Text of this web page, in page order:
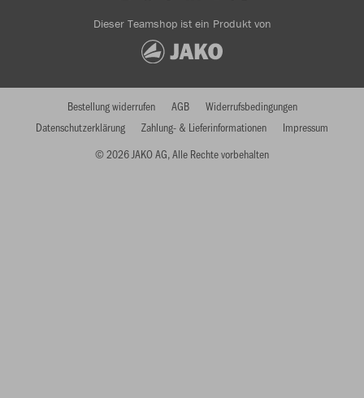
Dieser Teamshop ist ein Produkt von
© 2026 JAKO AG, Alle Rechte vorbehalten
Bestellung widerrufen AGB
Widerrufsbedingungen
Datenschutzerklärung
Zahlung- & Lieferinformationen Impressum